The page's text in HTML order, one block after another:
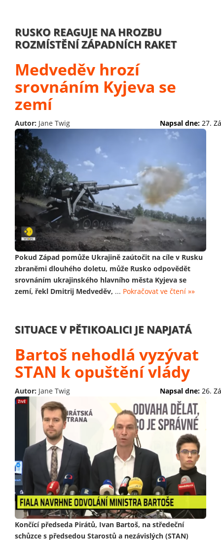
RUSKO REAGUJE NA HROZBU
ROZMÍSTĚNÍ ZÁPADNÍCH RAKET
Medveděv hrozí
srovnáním Kyjeva se
zemí
Autor: Jane Twig Napsal dne: 27.
Pokud Západ pomůže Ukrajině zaútočit na cíle v Rusku
zbraněmi dlouhého doletu, může Rusko odpovědět
srovnáním ukrajinského hlavního města Kyjeva se
zemí, řekl Dmitrij Medveděv, ... Pokračovat ve čtení »»
SITUACE V PĚTIKOALICI JE NAPJATÁ
Bartoš nehodlá vyzývat
STAN k opuštění vlády
Autor: Jane Twig Napsal dne: 26.
Končící předseda Pirátů, Ivan Bartoš, na středeční
schůzce s předsedou Starostů a nezávislých (STAN)